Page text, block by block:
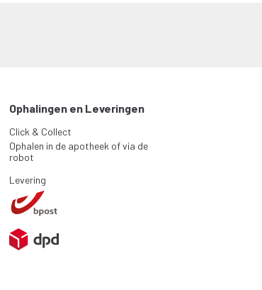
Ophalingen en Leveringen
Click & Collect
Ophalen in de apotheek of via de
robot
Levering